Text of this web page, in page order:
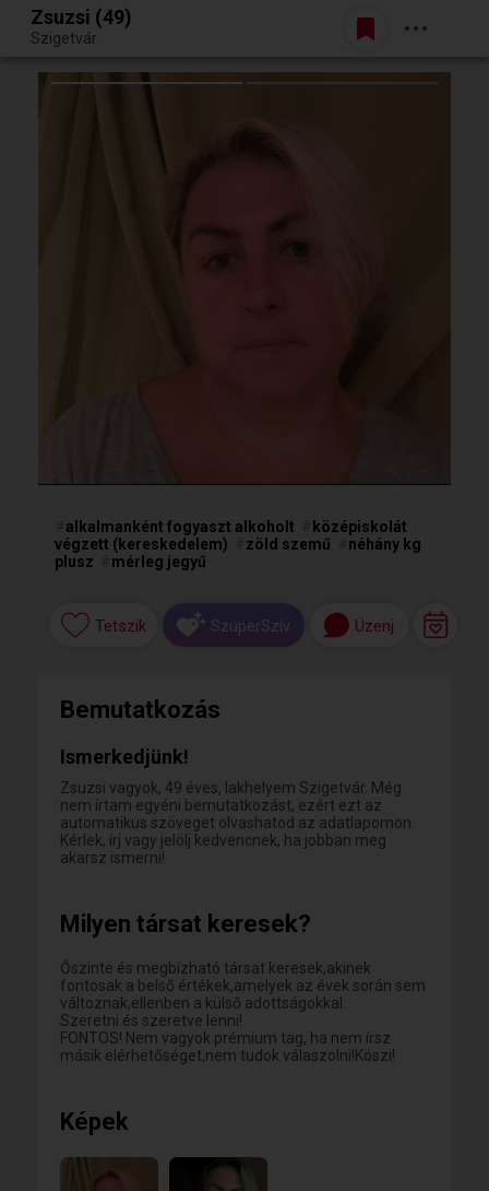
Egy jó randiból bármi lehet.
Belépés
Zsuzsi (49)
Szigetvár
alkalmanként fogyaszt alkoholt
középiskolát
végzett (kereskedelem)
zöld szemű
néhány kg
plusz
mérleg jegyű
Tetszik SzuperSzív Üzenj
Bemutatkozás
Ismerkedjünk!
Zsuzsi vagyok, 49 éves, lakhelyem Szigetvár. Még
nem írtam egyéni bemutatkozást, ezért ezt az
automatikus szöveget olvashatod az adatlapomon.
Kérlek, írj vagy jelölj kedvencnek, ha jobban meg
akarsz ismerni!
Milyen társat keresek?
Őszinte és megbízható társat keresek,akinek
fontosak a belső értékek,amelyek az évek során sem
változnak,ellenben a külső adottságokkal.
Szeretni és szeretve lenni!
FONTOS! Nem vagyok prémium tag, ha nem írsz
másik elérhetőséget,nem tudok válaszolni!Köszi!
Képek